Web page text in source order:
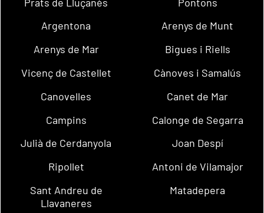
Argentona
Arenys de Munt
Arenys de Mar
Bigues i Riells
Vicenç de Castellet
Cànoves i Samalús
Canovelles
Canet de Mar
Campins
Calonge de Segarra
Julià de Cerdanyola
Joan Despí
Ripollet
Antoni de Vilamajor
Sant Andreu de
Llavaneres
Matadepera